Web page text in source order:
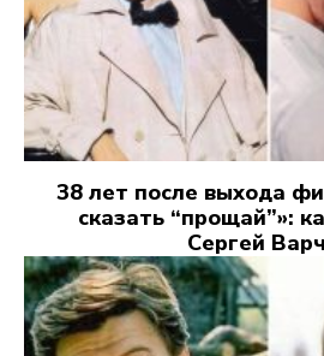
38 лет после выхода
сказать “прощай”»:
Сергей